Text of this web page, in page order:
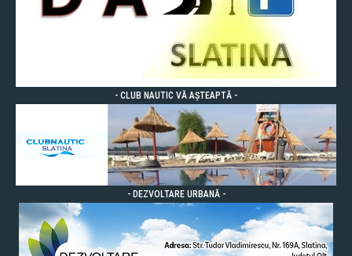
- CLUB NAUTIC VĂ AȘTEAPTĂ -
- DEZVOLTARE URBANĂ -